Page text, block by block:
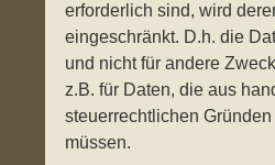
erforderlich sind, wird
eingeschränkt. D.h. die
und nicht für andere
z.B. für Daten, die aus
steuerrechtlichen
müssen.